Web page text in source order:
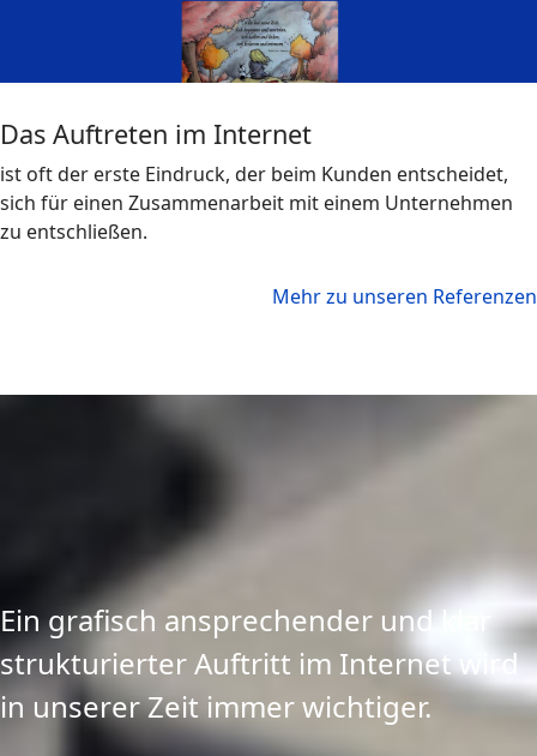
Das Auftreten im Internet
ist oft der erste Eindruck, der beim Kunden entscheidet,
sich für einen Zusammenarbeit mit einem Unternehmen
zu entschließen.
Mehr zu unseren Referenzen
Ein grafisch ansprechender und klar
strukturierter Auftritt im Internet wird
in unserer Zeit immer wichtiger.